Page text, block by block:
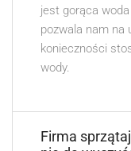
jest gorąca
pozwala nam na
konieczności
wody.
Firma